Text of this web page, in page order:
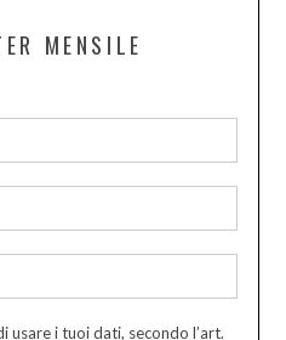
MENSILE
usare i tuoi dati, secondo l’art.